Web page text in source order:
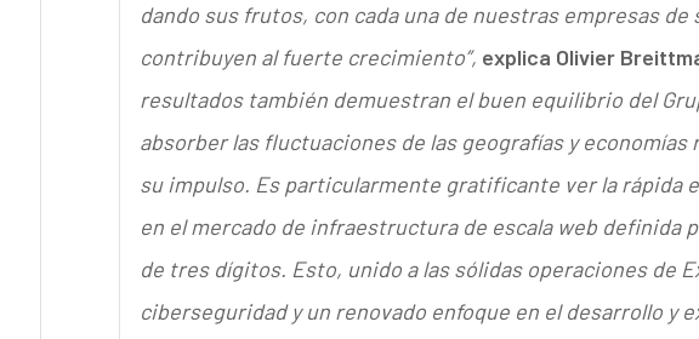
dando sus frutos, con cada una de nuestras empresas
contribuyen al fuerte crecimiento”, explica Olivier
resultados también demuestran el buen equilibrio del
absorber las fluctuaciones de las geografías y
su impulso. Es particularmente gratificante ver la rápida
en el mercado de infraestructura de escala web definida
de tres dígitos. Esto, unido a las sólidas operaciones de
ciberseguridad y un renovado enfoque en el desarrollo y